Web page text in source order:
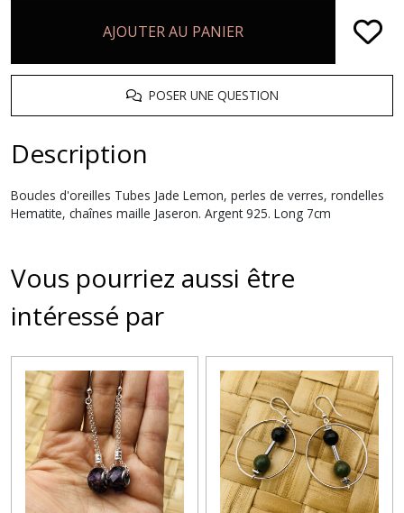
AJOUTER AU PANIER
POSER UNE QUESTION
Description
Boucles d'oreilles Tubes Jade Lemon, perles de verres, rondelles
Hematite, chaînes maille Jaseron. Argent 925. Long 7cm
Vous pourriez aussi être
intéressé par